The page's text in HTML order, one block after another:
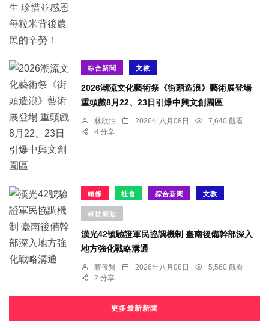
綜合新聞 文教
2026潮流文化藝術祭《街頭造浪》藝術展登場
重頭戲8月22、23日引爆中興文創園區
林欣怡 2026年八月08日
7,640 觀看
8 分享
頭條 社會 綜合新聞 文教
科技新知
漢光42號驗證軍民協調機制 臺南後備幹部深入
地方強化戰略溝通
蔡俊賢 2026年八月08日
5,560 觀看
2 分享
更多最新新聞